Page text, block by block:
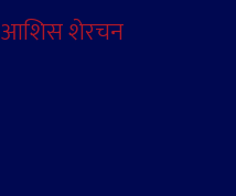
आशिस शेरचन